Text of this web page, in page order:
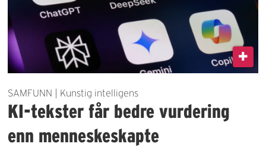
SAMFUNN | Kunstig intelligens
KI-tekster får bedre vurdering
enn menneskeskapte